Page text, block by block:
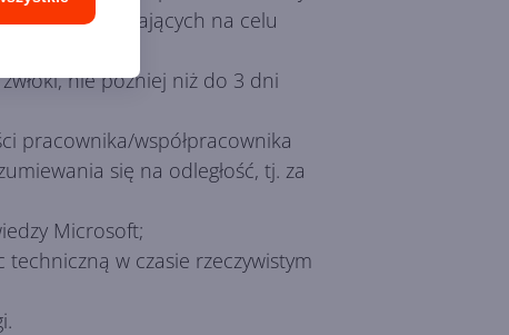
działań mających na celu
Klienta.
nie później niż do 3 dni
pracownika/współpracownika
się na odległość, tj. za
Microsoft;
w czasie rzeczywistym